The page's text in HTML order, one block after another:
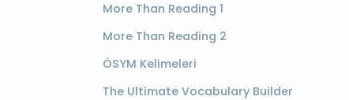
More Than Reading 1
More Than Reading 2
ÖSYM Kelimeleri
The Ultimate Vocabulary Builder